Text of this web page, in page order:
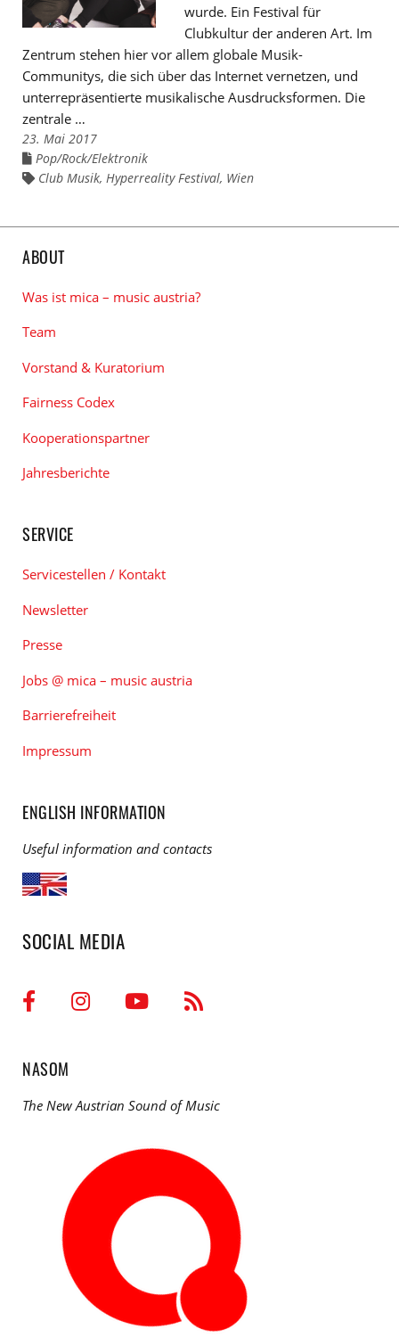
wurde. Ein Festival für
Clubkultur der anderen Art. Im
Zentrum stehen hier vor allem globale Musik-
Communitys, die sich über das Internet vernetzen, und
unterrepräsentierte musikalische Ausdrucksformen. Die
zentrale …
23. Mai 2017
Links
den
Pop/Rock/Elektronik
Links
Club Musik, Hyperreality Festival, Wien
ABOUT
Was ist mica – music austria?
Team
Vorstand & Kuratorium
Fairness Codex
Kooperationspartner
Jahresberichte
SERVICE
Servicestellen / Kontakt
Newsletter
Presse
Jobs @ mica – music austria
Barrierefreiheit
Impressum
ENGLISH INFORMATION
Useful information and contacts
SOCIAL MEDIA
NASOM
The New Austrian Sound of Music